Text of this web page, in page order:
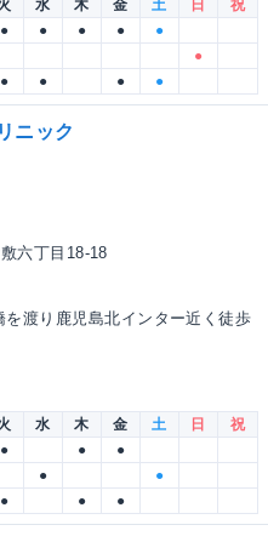
水 木 金 土 日
祝
● ● ● ●
●
●
● ● ● ●
ニック
六丁目18-18
渡り鹿児島北インター近く徒歩
水 木 金 土 日
祝
● ●
●
●
●
● ● ●